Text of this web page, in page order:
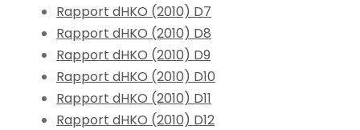
Rapport dHKO (2010) D7
Rapport dHKO (2010) D8
Rapport dHKO (2010) D9
Rapport dHKO (2010) D10
Rapport dHKO (2010) D11
Rapport dHKO (2010) D12